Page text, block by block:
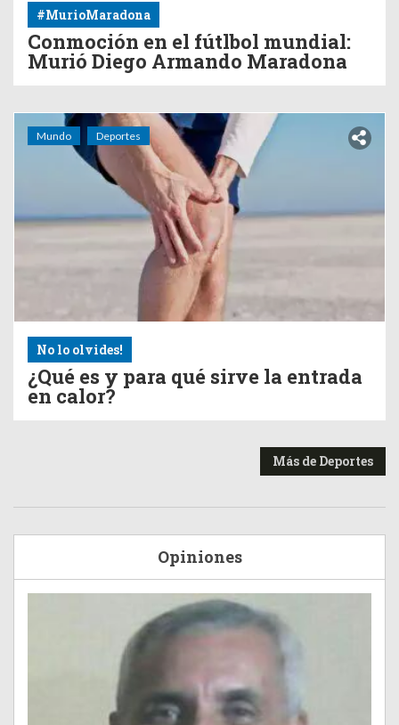
#MurioMaradona
Conmoción en el fútlbol mundial:
Murió Diego Armando Maradona
Mundo Deportes
No lo olvides!
¿Qué es y para qué sirve la entrada
en calor?
Más de Deportes
Opiniones